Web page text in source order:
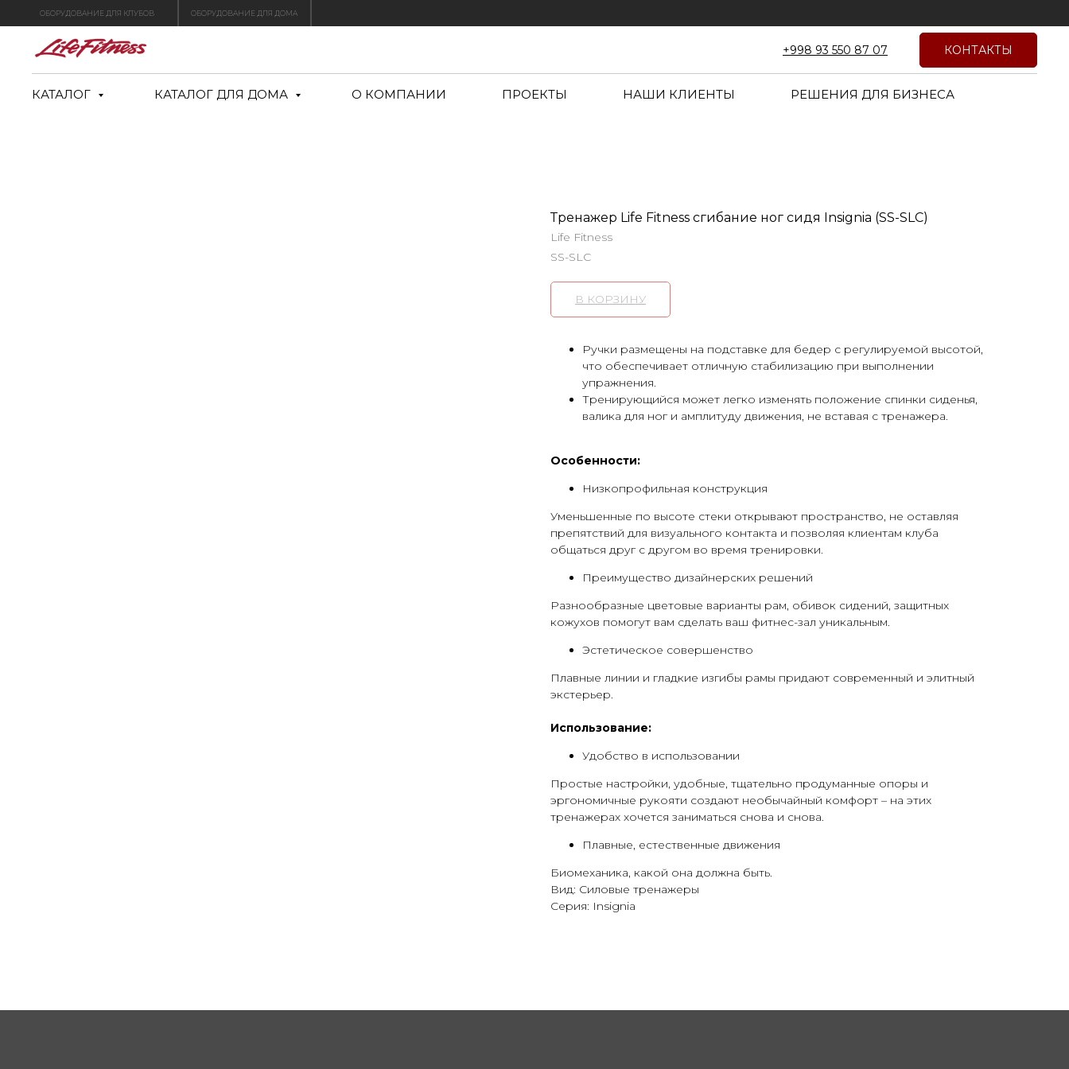
ОБОРУДОВАНИЕ ДЛЯ КЛУБОВ ОБОРУДОВАНИЕ ДЛЯ ДОМА
+998 93 550 87 07 КОНТАКТЫ
КАТАЛОГ КАТАЛОГ ДЛЯ ДОМА О КОМПАНИИ ПРОЕКТЫ НАШИ КЛИЕНТЫ РЕШЕНИЯ ДЛЯ БИЗНЕСА
Тренажер Life Fitness сгибание ног сидя Insignia (SS-SLC)
Life Fitness
SS-SLC
В КОРЗИНУ
Ручки размещены на подставке для бедер с регулируемой высотой,
что обеспечивает отличную стабилизацию при выполнении
упражнения.
Тренирующийся может легко изменять положение спинки сиденья,
валика для ног и амплитуду движения, не вставая с тренажера.
Особенности:
Низкопрофильная конструкция
Уменьшенные по высоте стеки открывают пространство, не оставляя
препятствий для визуального контакта и позволяя клиентам клуба
общаться друг с другом во время тренировки.
Преимущество дизайнерских решений
Разнообразные цветовые варианты рам, обивок сидений, защитных
кожухов помогут вам сделать ваш фитнес-зал уникальным.
Эстетическое совершенство
Плавные линии и гладкие изгибы рамы придают современный и элитный
экстерьер.
Использование:
Удобство в использовании
Простые настройки, удобные, тщательно продуманные опоры и
эргономичные рукояти создают необычайный комфорт – на этих
тренажерах хочется заниматься снова и снова.
Плавные, естественные движения
Биомеханика, какой она должна быть.
Вид: Силовые тренажеры
Серия: Insignia